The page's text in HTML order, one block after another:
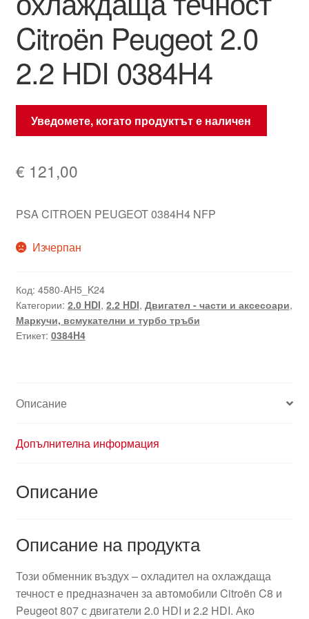
Citroën Peugeot 2.0
2.2 HDI 0384H4
Уведомете, когато продуктът е наличен
€ 121,00
PSA CITROEN PEUGEOT 0384H4 NFP
Изчерпан
Код: 4580-AH5_K24
Категории: 2.0 HDI, 2.2 HDI, Двигател - части и аксесоари,
Маркучи, всмукателни и турбо тръби
Етикет: 0384H4
Описание
Допълнителна информация
Описание
Описание на продукта
Този обменник въздух – охладител на охлаждаща
течност е предназначен за автомобили Citroën C8 и
Peugeot 807 с двигатели 2.0 HDI и 2.2 HDI. Ако